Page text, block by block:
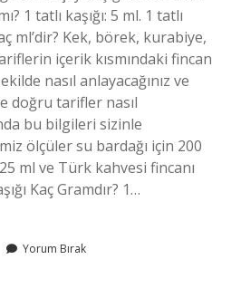
1 tatlı kaşığı: 5 ml. 1 tatlı
ml’dir? Kek, börek, kurabiye,
içerik kısmındaki fincan
nasıl anlayacağınız ve
doğru tarifler nasıl
bu bilgileri sizinle
ölçüler su bardağı için 200
ml ve Türk kahvesi fincanı
Kaç Gramdır? 1…
Yorum Bırak